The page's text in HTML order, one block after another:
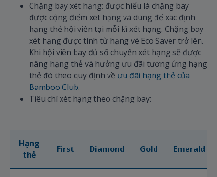
Chặng bay xét hạng: được hiểu là chặng bay
được cộng điểm xét hạng và dùng để xác định
hạng thẻ hội viên tại mỗi kì xét hạng. Chặng bay
xét hạng được tính từ hạng vé Eco Saver trở lên.
Khi hội viên bay đủ số chuyến xét hạng sẽ được
nâng hạng thẻ và hưởng ưu đãi tương ứng hạng
thẻ đó theo quy định về ưu đãi hạng thẻ của
Bamboo Club.
Tiêu chí xét hạng theo chặng bay:
Hạng
thẻ
First Diamond Gold Emerald